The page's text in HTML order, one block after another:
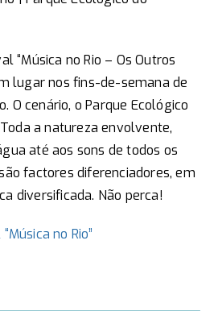
“Música no Rio – Os Outros
lugar nos fins-de-semana de
O cenário, o Parque Ecológico
a natureza envolvente,
até aos sons de todos os
factores diferenciadores, em
diversificada. Não perca​!
no Rio”